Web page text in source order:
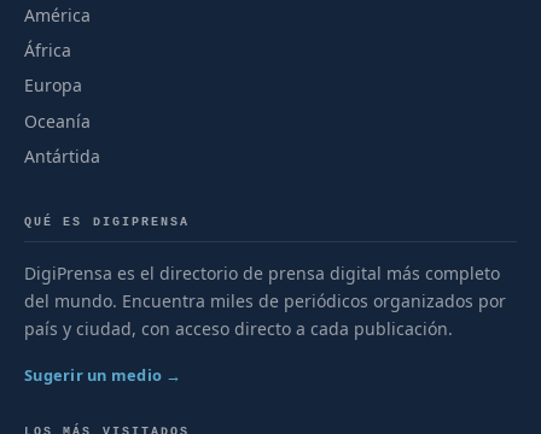
América
África
Europa
Oceanía
Antártida
QUÉ ES DIGIPRENSA
DigiPrensa es el directorio de prensa digital más completo
del mundo. Encuentra miles de periódicos organizados por
país y ciudad, con acceso directo a cada publicación.
Sugerir un medio →
LOS MÁS VISITADOS